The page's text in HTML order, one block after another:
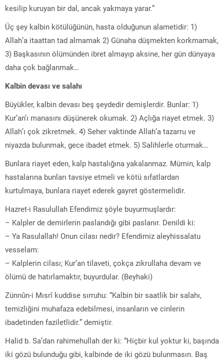
kesilip kuruyan bir dal, ancak yakmaya yarar.”
Üç şey kalbin kötülüğünün, hasta olduğunun alametidir: 1)
Allah’a itaattan tad almamak 2) Günaha düşmekten korkmamak,
3) Başkasının ölümünden ibret almayıp aksine, her gün dünyaya
daha çok bağlanmak…
Kalbin devası ve salahı
Büyükler, kalbin devası beş şeydedir demişlerdir. Bunlar: 1)
Kur’an’ı manasını düşünerek okumak. 2) Açlığa riayet etmek. 3)
Allah’ı çok zikretmek. 4) Seher vaktinde Allah’a tazarru ve
niyazda bulunmak, gece ibadet etmek. 5) Salihlerle oturmak…
Bunlara riayet eden, kalp hastalığına yakalanmaz. Mümin, kalp
hastalarına bunları tavsiye etmeli ve kötü sıfatlardan
kurtulmaya, bunlara riayet ederek gayret göstermelidir.
Hazret-i Rasulullah Efendimiz şöyle buyurmuşlardır:
– Kalpler de demirlerin paslandığı gibi paslanır. Denildi ki:
– Ya Rasulallah! Onun cilası nedir? Efendimiz aleyhissalatu
vesselam:
– Kalplerin cilası; Kur’an tilaveti, çokça zikrullaha devam ve
ölümü de hatırlamaktır, buyurdular. (Beyhaki)
Zünnûn-i Mısrî kuddise sırruhu: “Kalbin bir saatlik bir salahı,
temizliğini muhafaza edebilmesi, insanların ve cinlerin
ibadetinden faziletlidir.” demiştir.
Halid b. Sa’dan rahimehullah der ki: “Hiçbir kul yoktur ki, başında
iki gözü bulunduğu gibi, kalbinde de iki gözü bulunmasın. Baş